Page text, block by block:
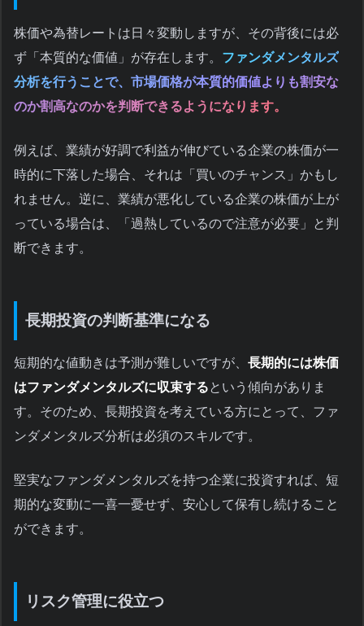
株価や為替レートは日々変動しますが、その背後には必
ず「本質的な価値」が存在します。 ファンダメンタルズ
分析を行うことで、市場価格が本質的価値よりも割安な
のか割高なのかを判断できるようになります。
例えば、業績が好調で利益が伸びている企業の株価が一
時的に下落した場合、それは「買いのチャンス」かもし
れません。逆に、業績が悪化している企業の株価が上が
っている場合は、「過熱しているので注意が必要」と判
断できます。
長期投資の判断基準になる
短期的な値動きは予測が難しいですが、 長期的には株価
はファンダメンタルズに収束するという傾向がありま
す。そのため、長期投資を考えている方にとって、ファ
ンダメンタルズ分析は必須のスキルです。
堅実なファンダメンタルズを持つ企業に投資すれば、短
期的な変動に一喜一憂せず、安心して保有し続けること
ができます。
リスク管理に役立つ